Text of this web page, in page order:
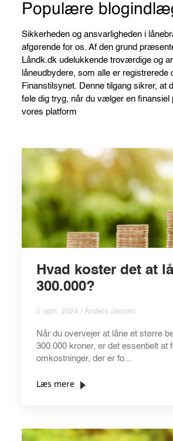
Populære
Sikkerheden og ansvarligheden i
afgørende for os. Af den grund
Låndk.dk udelukkende troværdige og
låneudbydere, som alle er registrerede
Finanstilsynet. Denne tilgang sikrer, at
føle dig tryg, når du vælger en finansiel
vores platform
Hvad koster det at
300.000?
5 april, 2024 / Anders Jensen
Når du overvejer at låne et større
300.000 kroner, er det essentielt at
omkostninger, der er fo...
Læs mere